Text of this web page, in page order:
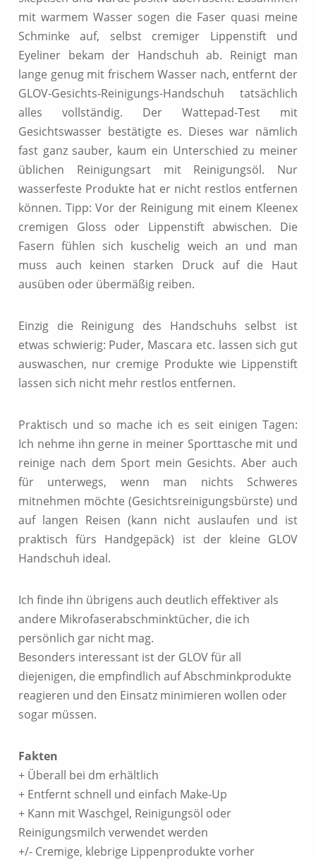
mit warmem Wasser sogen die Faser quasi meine
Schminke auf, selbst cremiger Lippenstift und
Eyeliner bekam der Handschuh ab. Reinigt man
lange genug mit frischem Wasser nach, entfernt der
GLOV-Gesichts-Reinigungs-Handschuh tatsächlich
alles vollständig. Der Wattepad-Test mit
Gesichtswasser bestätigte es. Dieses war nämlich
fast ganz sauber, kaum ein Unterschied zu meiner
üblichen Reinigungsart mit Reinigungsöl. Nur
wasserfeste Produkte hat er nicht restlos entfernen
können. Tipp: Vor der Reinigung mit einem Kleenex
cremigen Gloss oder Lippenstift abwischen. Die
Fasern fühlen sich kuschelig weich an und man
muss auch keinen starken Druck auf die Haut
ausüben oder übermäßig reiben.
Einzig die Reinigung des Handschuhs selbst ist
etwas schwierig: Puder, Mascara etc. lassen sich gut
auswaschen, nur cremige Produkte wie Lippenstift
lassen sich nicht mehr restlos entfernen.
Praktisch und so mache ich es seit einigen Tagen:
Ich nehme ihn gerne in meiner Sporttasche mit und
reinige nach dem Sport mein Gesichts. Aber auch
für unterwegs, wenn man nichts Schweres
mitnehmen möchte (Gesichtsreinigungsbürste) und
auf langen Reisen (kann nicht auslaufen und ist
praktisch fürs Handgepäck) ist der kleine GLOV
Handschuh ideal.
Ich finde ihn übrigens auch deutlich effektiver als
andere Mikrofaserabschminktücher, die ich
persönlich gar nicht mag.
Besonders interessant ist der GLOV für all
diejenigen, die empfindlich auf Abschminkprodukte
reagieren und den Einsatz minimieren wollen oder
sogar müssen.
Fakten
+ Überall bei dm erhältlich
+ Entfernt schnell und einfach Make-Up
+ Kann mit Waschgel, Reinigungsöl oder
Reinigungsmilch verwendet werden
+/- Cremige, klebrige Lippenprodukte vorher